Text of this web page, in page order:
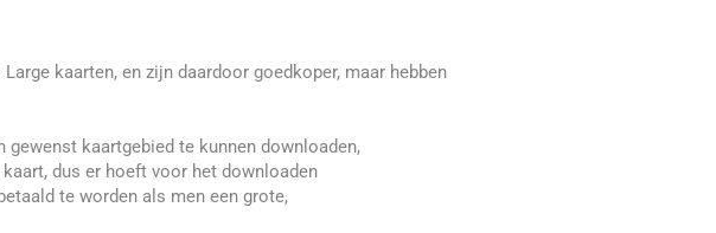
kaarten, en zijn daardoor goedkoper, maar hebben
gewenst kaartgebied te kunnen downloaden,
dus er hoeft voor het downloaden
te worden als men een grote,